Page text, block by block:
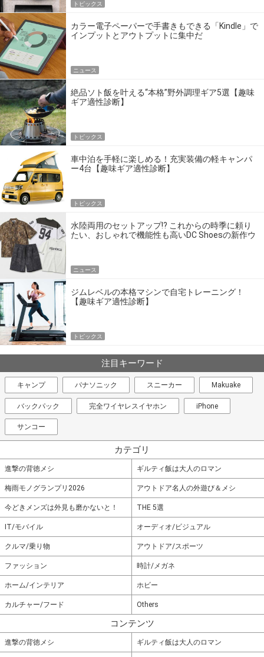
トピックス
カラー電子ペーパーで手書きもできる「Kindle」で
インプットとアウトプットに集中だ
ニュース
絶品ソト飯を叶える“本格”野外調理ギア5選【趣味
ギア適性診断】
トピックス
車中泊を手軽に楽しめる！充実装備の軽キャンパ
ー4台【趣味ギア適性診断】
トピックス
水陸両用のセットアップ!? これからの時季に頼り
たい、おしゃれで機能性も高いDC Shoesの新作ウ
ニュース
ジムレベルの本格マシンで自宅トレーニング！
【趣味ギア適性診断】
トピックス
注目キーワード
キャンプ パナソニック スニーカー Makuake
バックパック 完全ワイヤレスイヤホン iPhone
サンコー
カテゴリ
進撃の背徳メシ ギルティ飯は大人のロマン
梅雨モノグランプリ2026 アウトドア名人の外遊び＆メシ
今どきメンズは外見も磨かないと！ THE 5選
IT/モバイル オーディオ/ビジュアル
クルマ/乗り物 アウトドア/スポーツ
ファッション 時計/メガネ
ホーム/インテリア ホビー
カルチャー/フード Others
コンテンツ
進撃の背徳メシ ギルティ飯は大人のロマン